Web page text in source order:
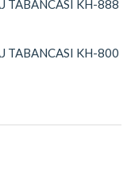
TABANCASI KH-888
TABANCASI KH-800